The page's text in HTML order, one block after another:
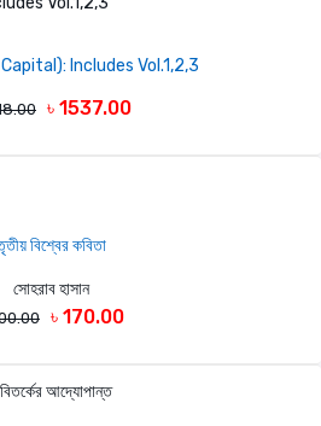
Includes Vol.1,2,3
৳ 1537.00
বিশ্বের কবিতা
সোহরাব হাসান
৳ 170.00